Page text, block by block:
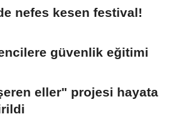
nefes kesen festival!
güvenlik eğitimi
eller" projesi hayata